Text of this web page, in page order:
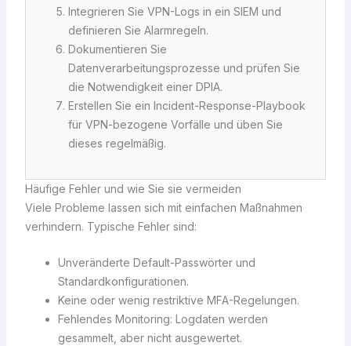
Integrieren Sie VPN-Logs in ein SIEM und
definieren Sie Alarmregeln.
Dokumentieren Sie
Datenverarbeitungsprozesse und prüfen Sie
die Notwendigkeit einer DPIA.
Erstellen Sie ein Incident-Response-Playbook
für VPN-bezogene Vorfälle und üben Sie
dieses regelmäßig.
Häufige Fehler und wie Sie sie vermeiden
Viele Probleme lassen sich mit einfachen Maßnahmen
verhindern. Typische Fehler sind:
Unveränderte Default-Passwörter und
Standardkonfigurationen.
Keine oder wenig restriktive MFA-Regelungen.
Fehlendes Monitoring: Logdaten werden
gesammelt, aber nicht ausgewertet.